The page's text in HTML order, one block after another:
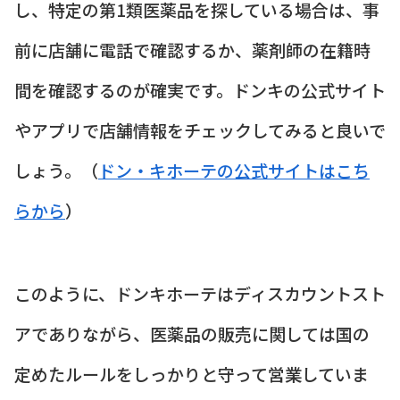
し、特定の第1類医薬品を探している場合は、事
前に店舗に電話で確認するか、薬剤師の在籍時
間を確認するのが確実です。ドンキの公式サイト
やアプリで店舗情報をチェックしてみると良いで
しょう。（ ドン・キホーテの公式サイトはこち
らから）
このように、ドンキホーテはディスカウントスト
アでありながら、医薬品の販売に関しては国の
定めたルールをしっかりと守って営業していま